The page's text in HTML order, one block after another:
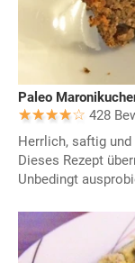
Paleo
428
Herrlich, saftig
Dieses Rezept
Unbedingt